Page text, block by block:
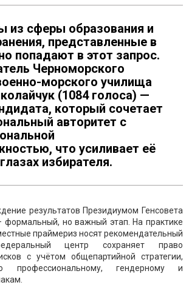
из сферы образования и
представленные в
попадают в этот запрос.
Черноморского
морского училища
(1084 голоса) —
который сочетает
авторитет с
что усиливает её
избирателя.
результатов Президиумом Генсовета
формальный, но важный этап. На практике
праймериз носят рекомендательный
центр сохраняет право
с учётом общепартийной стратегии,
профессиональному, гендерному и